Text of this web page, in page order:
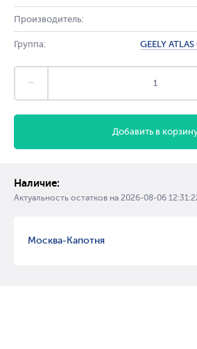
Производитель:
Группа: GEELY
Добавить в
Наличие:
Актуальность остатков на 2026-08-06
Москва-Капотня